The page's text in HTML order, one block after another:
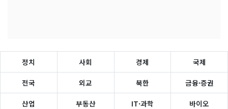
정치 사회 경제 국제
전국 외교 북한 금융·증권
산업 부동산 IT·과학 바이오